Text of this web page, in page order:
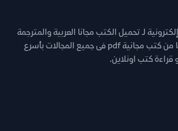
لـ تحميل الكتب مجانا العربية والمترجمة
والروايات والقصص وغيرها من كتب مجانية pdf فى جميع المجالات بأسرع
كتب اونلاين.